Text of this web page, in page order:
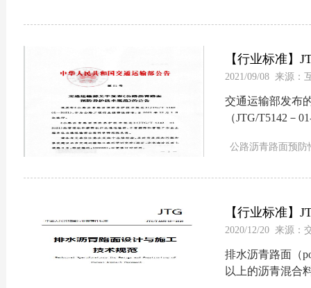
【行业标准】
护技术规范》
2021/09/08 来源：
交通运输部发布
（JTG/T5142－
公路沥青路面预防
【行业标准】
施工技术规范
2020/12/20 来源：
排水沥青路面（
以上的沥青混合